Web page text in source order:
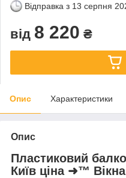
Відправка з 13 серпня
від 8 220 ₴
Опис Характеристики
Опис
Пластиковий
Київ ціна ➜™